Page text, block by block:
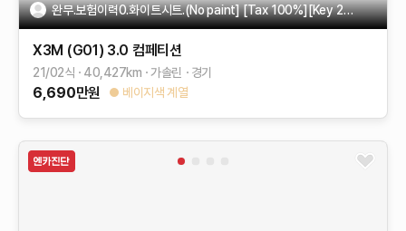
완무.보험이력0.화이트시트.(No paint] [Tax 100%][Key 2ea]
X3M (G01) 3.0 컴페티션
21/02식 40,427km 가솔린 경기
6,690만원 베이지색 계열